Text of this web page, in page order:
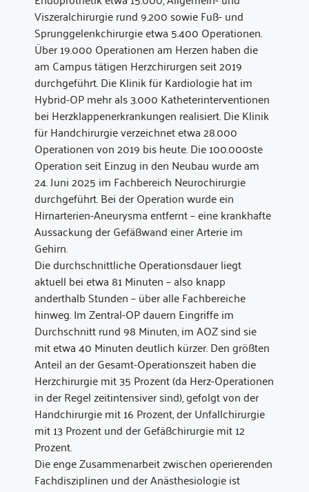
Viszeralchirurgie rund 9.200 sowie Fuß- und
Sprunggelenkchirurgie etwa 5.400 Operationen.
Über 19.000 Operationen am Herzen haben die
am Campus tätigen Herzchirurgen seit 2019
durchgeführt. Die Klinik für Kardiologie hat im
Hybrid-OP mehr als 3.000 Katheterinterventionen
bei Herzklappenerkrankungen realisiert. Die Klinik
für Handchirurgie verzeichnet etwa 28.000
Operationen von 2019 bis heute. Die 100.000ste
Operation seit Einzug in den Neubau wurde am
24. Juni 2025 im Fachbereich Neurochirurgie
durchgeführt. Bei der Operation wurde ein
Hirnarterien-Aneurysma entfernt – eine krankhafte
Aussackung der Gefäßwand einer Arterie im
Gehirn.
Die durchschnittliche Operationsdauer liegt
aktuell bei etwa 81 Minuten – also knapp
anderthalb Stunden – über alle Fachbereiche
hinweg. Im Zentral-OP dauern Eingriffe im
Durchschnitt rund 98 Minuten, im AOZ sind sie
mit etwa 40 Minuten deutlich kürzer. Den größten
Anteil an der Gesamt-Operationszeit haben die
Herzchirurgie mit 35 Prozent (da Herz-Operationen
in der Regel zeitintensiver sind), gefolgt von der
Handchirurgie mit 16 Prozent, der Unfallchirurgie
mit 13 Prozent und der Gefäßchirurgie mit 12
Prozent.
Die enge Zusammenarbeit zwischen operierenden
Fachdisziplinen und der Anästhesiologie ist